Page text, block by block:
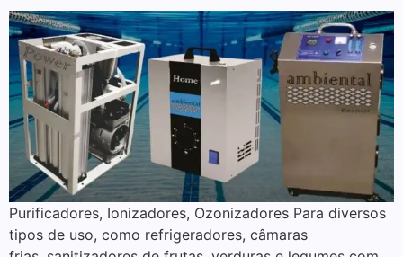
Purificadores, Ionizadores, Ozonizadores Para diversos
tipos de uso, como refrigeradores, câmaras